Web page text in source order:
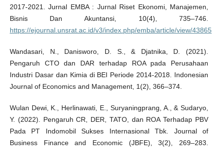
2017-2021. Jurnal EMBA : Jurnal Riset Ekonomi, Manajemen,
Bisnis Dan Akuntansi, 10(4), 735–746.
https://ejournal.unsrat.ac.id/v3/index.php/emba/article/view/43865
Wandasari, N., Danisworo, D. S., & Djatnika, D. (2021).
Pengaruh CTO dan DAR terhadap ROA pada Perusahaan
Industri Dasar dan Kimia di BEI Periode 2014-2018. Indonesian
Journal of Economics and Management, 1(2), 366–374.
Wulan Dewi, K., Herlinawati, E., Suryaningprang, A., & Sudaryo,
Y. (2022). Pengaruh CR, DER, TATO, dan ROA Terhadap PBV
Pada PT Indomobil Sukses Internasional Tbk. Journal of
Business Finance and Economic (JBFE), 3(2), 269–283.